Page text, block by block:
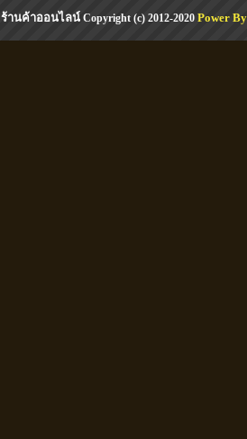
ร้านค้าออนไลน์ Copyright (c) 2012-2020Power